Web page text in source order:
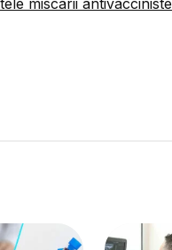
miscarii antivacciniste